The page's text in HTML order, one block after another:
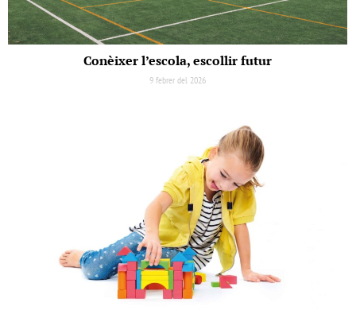
Conèixer l’escola, escollir futur
9 febrer del 2026